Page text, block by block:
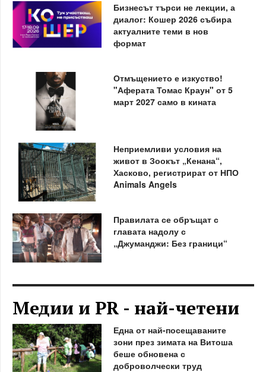
Бизнесът търси не лекции, а
диалог: Кошер 2026 събира
актуалните теми в нов
формат
Отмъщението е изкуство!
"Аферата Томас Краун" от 5
март 2027 само в кината
Неприемливи условия на
живот в Зоокът „Кенана“,
Хасково, регистрират от НПО
Animals Angels
Правилата се обръщат с
главата надолу с
„Джуманджи: Без граници“
Медии и PR - най-четени
Една от най-посещаваните
зони през зимата на Витоша
беше обновена с
доброволчески труд